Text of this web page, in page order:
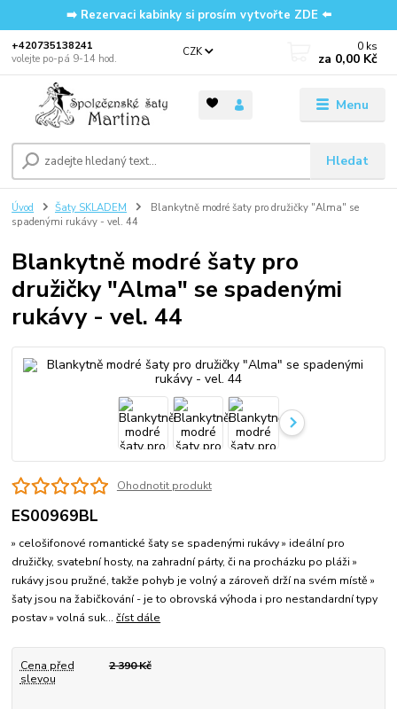
➡️ Rezervaci kabinky si prosím vytvořte ZDE ⬅️
Menu
CZK
Hledat
‭+420735138241
volejte po-pá 9-14 hod.
0 ks
za 0,00 Kč
Úvod Šaty SKLADEM
Blankytně modré šaty pro družičky "Alma" se
spadenými rukávy - vel. 44
Blankytně modré šaty pro
družičky "Alma" se spadenými
rukávy - vel. 44
Ohodnotit produkt
ES00969BL
» celošifonové romantické šaty se spadenými rukávy » ideální pro
družičky, svatební hosty, na zahradní párty, či na procházku po pláži »
rukávy jsou pružné, takže pohyb je volný a zároveň drží na svém místě »
šaty jsou na žabičkování - je to obrovská výhoda i pro nestandardní typy
postav » volná suk...číst dále
Cena před
slevou
2 390 Kč